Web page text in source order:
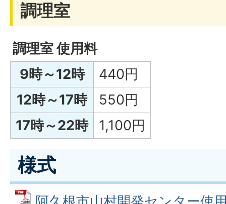
調理室
調理室 使用料
9時～12時
440円
12時～17時
550円
17時～22時
1,100円
様式